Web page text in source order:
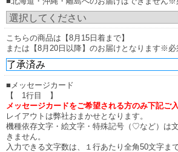
こちらの商品は【8月15日着まで】
または【8月20日以降】のお届けとなります※
■メッセージカード
【 1行目 】
メッセージカードをご希望される方のみ下記ご
レイアウトは弊社おまかせとなります。
機種依存文字・絵文字・特殊記号（♡など）は
きません。
入力できる文字数は、１行あたり全角50文字ま